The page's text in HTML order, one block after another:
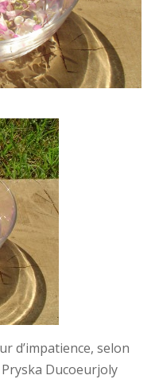
d’impatience, selon
Ducoeurjoly